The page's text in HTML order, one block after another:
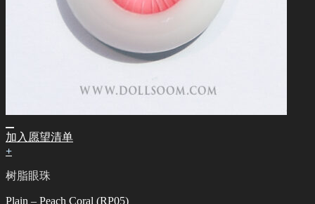
加入愿望清单
+
树脂眼珠
Plain – Peach Coral (RP05)